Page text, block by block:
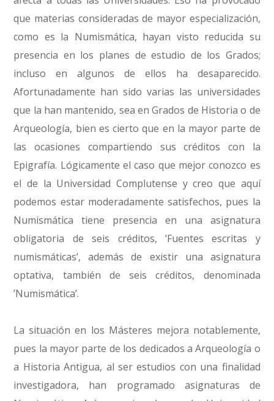
que materias consideradas de mayor especialización,
como es la Numismática, hayan visto reducida su
presencia en los planes de estudio de los Grados;
incluso en algunos de ellos ha desaparecido.
Afortunadamente han sido varias las universidades
que la han mantenido, sea en Grados de Historia o de
Arqueología, bien es cierto que en la mayor parte de
las ocasiones compartiendo sus créditos con la
Epigrafía. Lógicamente el caso que mejor conozco es
el de la Universidad Complutense y creo que aquí
podemos estar moderadamente satisfechos, pues la
Numismática tiene presencia en una asignatura
obligatoria de seis créditos, ’Fuentes escritas y
numismáticas’, además de existir una asignatura
optativa, también de seis créditos, denominada
’Numismática’.
La situación en los Másteres mejora notablemente,
pues la mayor parte de los dedicados a Arqueología o
a Historia Antigua, al ser estudios con una finalidad
investigadora, han programado asignaturas de